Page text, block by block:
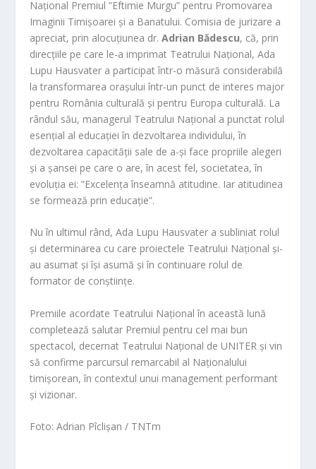
Național Premiul ”Eftimie Murgu” pentru Promovarea
Imaginii Timișoarei și a Banatului. Comisia de jurizare a
apreciat, prin alocuțiunea dr.Adrian Bădescu, că, prin
direcțiile pe care le-a imprimat Teatrului Național, Ada
Lupu Hausvater a participat într-o măsură considerabilă
la transformarea orașului într-un punct de interes major
pentru România culturală și pentru Europa culturală. La
rândul său, managerul Teatrului Național a punctat rolul
esențial al educației în dezvoltarea individului, în
dezvoltarea capacității sale de a-și face propriile alegeri
și a șansei pe care o are, în acest fel, societatea, în
evoluția ei: ”Excelența înseamnă atitudine. Iar atitudinea
se formează prin educație”.
Nu în ultimul rând, Ada Lupu Hausvater a subliniat rolul
și determinarea cu care proiectele Teatrului Național și-
au asumat și își asumă și în continuare rolul de
formator de conștiințe.
Premiile acordate Teatrului Național în această lună
completează salutar Premiul pentru cel mai bun
spectacol, decernat Teatrului Național de UNITER și vin
să confirme parcursul remarcabil al Naționalului
timișorean, în contextul unui management performant
și vizionar.
Foto: Adrian Pîclișan / TNTm